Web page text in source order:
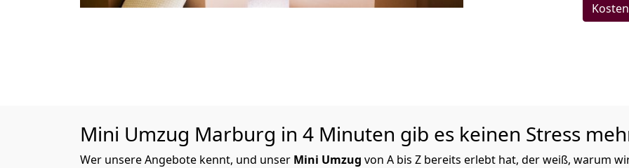
Mini Umzug Marburg in 4 Minuten gib es keinen Stress
Wer unsere Angebote kennt, und unser Mini Umzug von A bis Z bereits erlebt hat, der weiß, warum